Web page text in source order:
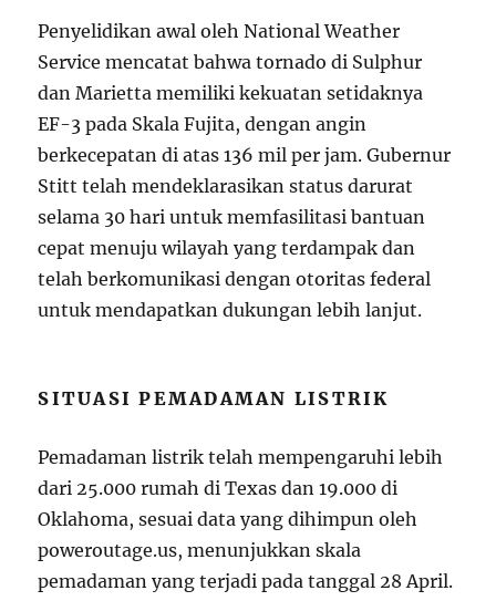
Penyelidikan awal oleh National Weather
Service mencatat bahwa tornado di Sulphur
dan Marietta memiliki kekuatan setidaknya
EF-3 pada Skala Fujita, dengan angin
berkecepatan di atas 136 mil per jam. Gubernur
Stitt telah mendeklarasikan status darurat
selama 30 hari untuk memfasilitasi bantuan
cepat menuju wilayah yang terdampak dan
telah berkomunikasi dengan otoritas federal
untuk mendapatkan dukungan lebih lanjut.
SITUASI PEMADAMAN LISTRIK
Pemadaman listrik telah mempengaruhi lebih
dari 25.000 rumah di Texas dan 19.000 di
Oklahoma, sesuai data yang dihimpun oleh
poweroutage.us, menunjukkan skala
pemadaman yang terjadi pada tanggal 28 April.